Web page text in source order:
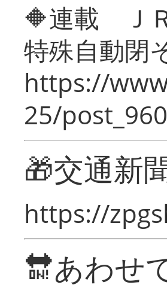
🔶連載 Ｊ
特殊自動閉
https://
25/
🎁交通新
https://
🔛あわせ